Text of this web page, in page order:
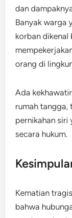
dan
Banyak warga
korban dikenal
orang di
Ada
rumah tangga,
pernikahan siri
secara hukum.
Kematian
bahwa